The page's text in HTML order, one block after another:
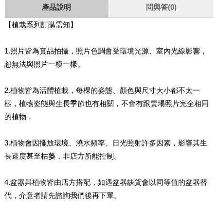
產品說明 問與答(0)
【植栽系列訂購需知】
1.照片皆為實品拍攝，照片色調會受環境光源、室內光線影響，
恕無法與照片一模一樣。
2.植物皆為活體植栽，每棵的姿態、顏色與尺寸大小都不太一
樣，植物姿態與生長季節也有相關，不會有跟賣場照片完全相同
的植物，
3.植物會因擺放環境、澆水頻率、日光照射許多因素，影響其生
長速度甚至枯萎，非店方所能控制。
4.盆器與植物皆由店方搭配，如遇盆器缺貨會以同等值的盆器替
代，介意者請先諮詢我們後再下單。